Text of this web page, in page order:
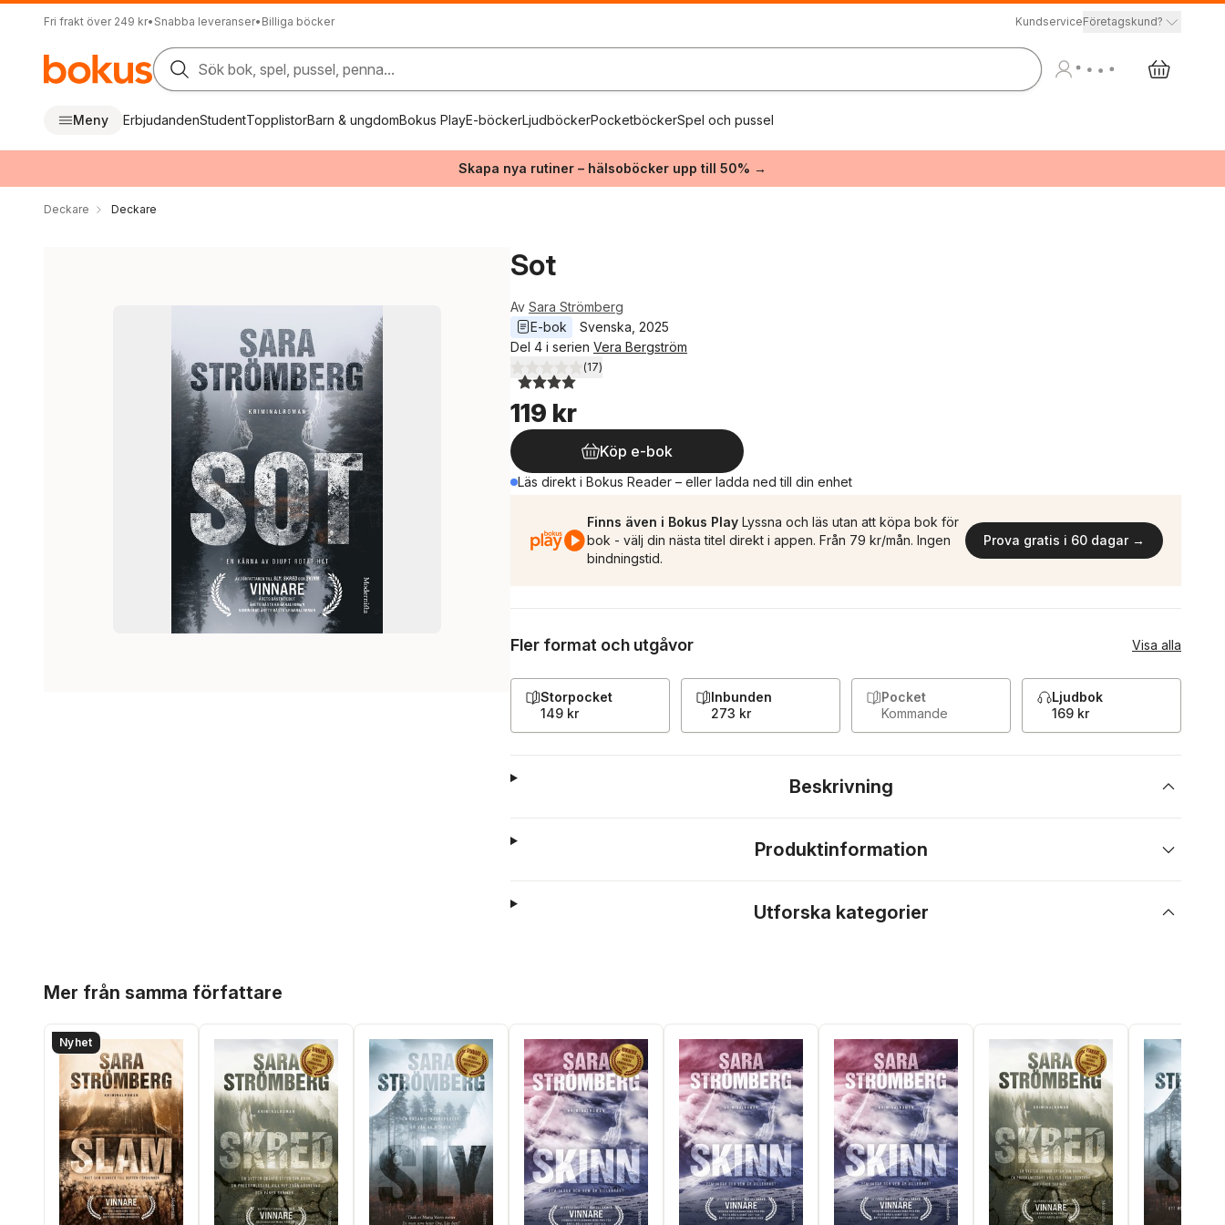
Fri frakt över 249 kr• Snabba leveranser• Billiga böcker KundserviceFöretagskund?
Sök bok, spel, pussel, penna...
Meny ErbjudandenStudentTopplistorBarn & ungdomBokus PlayE-böckerLjudböckerPocketböckerSpel och pussel
Skapa nya rutiner – hälsoböcker upp till 50% →
Deckare Deckare
Sot
Av Sara Strömberg
E-bok
Svenska 2025
Del 4 i serien Vera Bergström
4,0utav 5 stjärnor. Totalt antal röster:
(17)
119 kr
Köp e-bok
Läs direkt i Bokus Reader – eller ladda ned till din enhet
Finns även i Bokus Play Lyssna och läs utan att köpa bok för
bok - välj din nästa titel direkt i appen. Från 79 kr/mån. Ingen
bindningstid.
Prova gratis i 60 dagar →
Fler format och utgåvor Visa alla
Storpocket
149 kr
Inbunden
273 kr
Pocket
Kommande
Ljudbok
169 kr
Beskrivning
Produktinformation
Utforska kategorier
Mer från samma författare
Nyhet